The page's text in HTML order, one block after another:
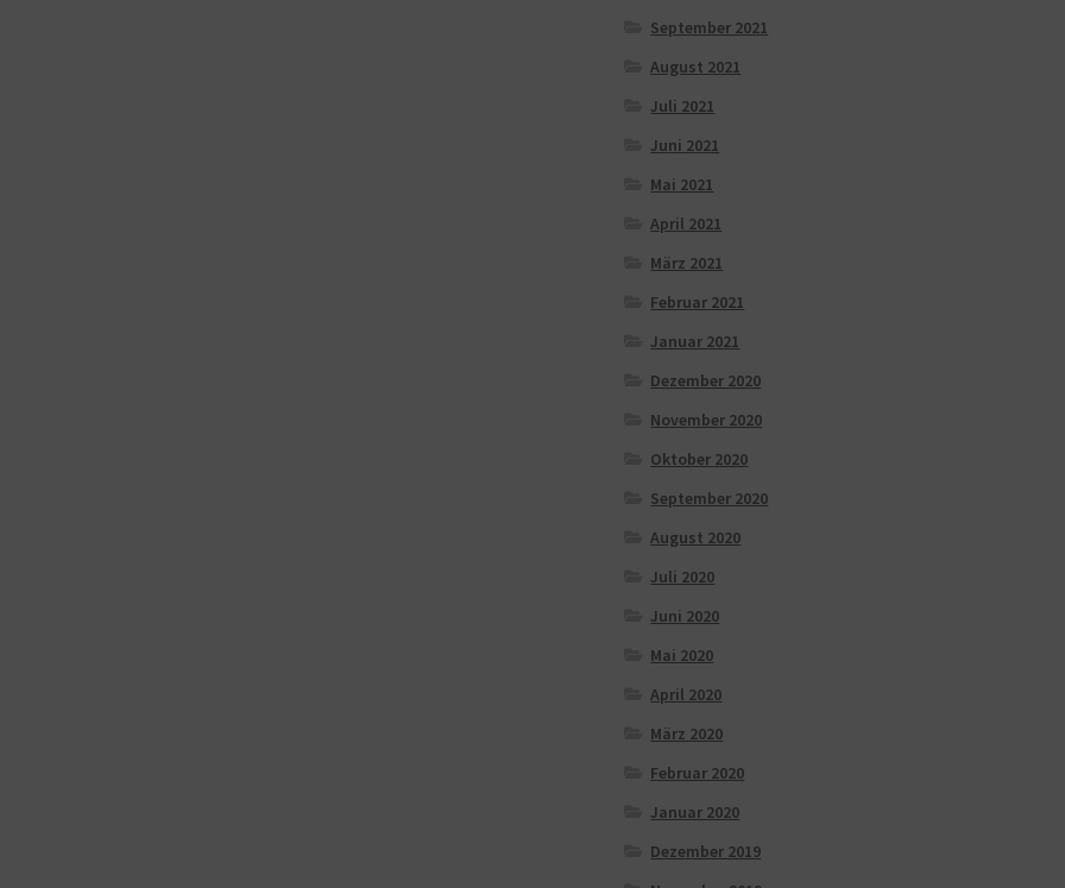
September 2021
August 2021
Juli 2021
Juni 2021
Mai 2021
April 2021
März 2021
Februar 2021
Januar 2021
Dezember 2020
November 2020
Oktober 2020
September 2020
August 2020
Juli 2020
Juni 2020
Mai 2020
April 2020
März 2020
Februar 2020
Januar 2020
Dezember 2019